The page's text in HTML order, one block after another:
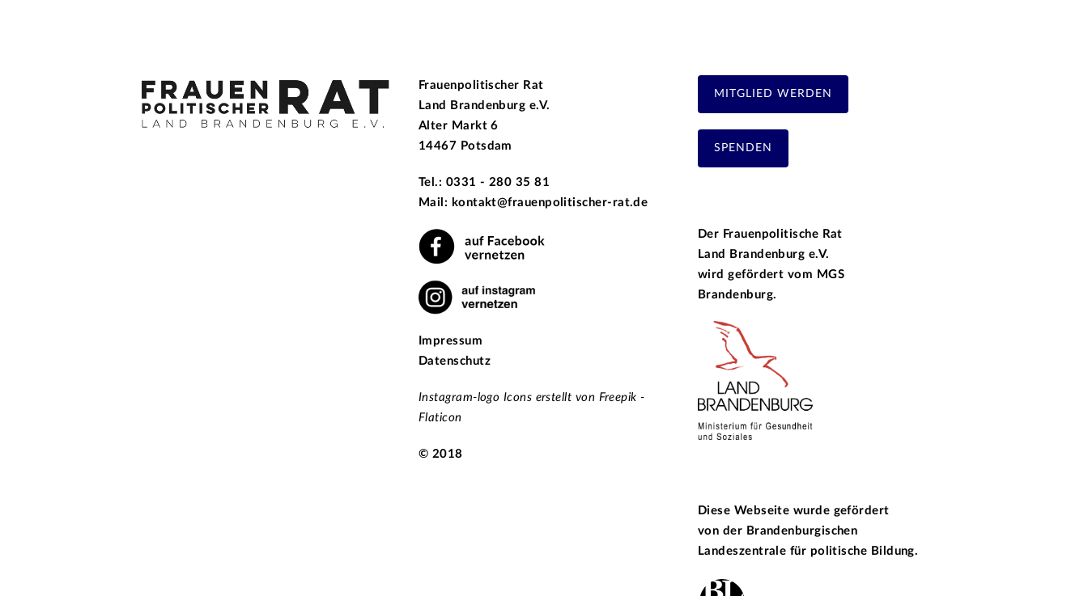
Frauenpolitischer Rat
Land Brandenburg e.V.
Alter Markt 6
14467 Potsdam
Tel.: 0331 - 280 35 81
Mail: kontakt@frauenpolitischer-rat.de
Impressum
Datenschutz
Instagram-logo Icons erstellt von Freepik -
Flaticon
© 2018
MITGLIED WERDEN
SPENDEN
Der Frauenpolitische Rat
Land Brandenburg e.V.
wird gefördert vom MGS
Brandenburg.
Diese Webseite wurde gefördert
von der Brandenburgischen
Landeszentrale für politische Bildung.